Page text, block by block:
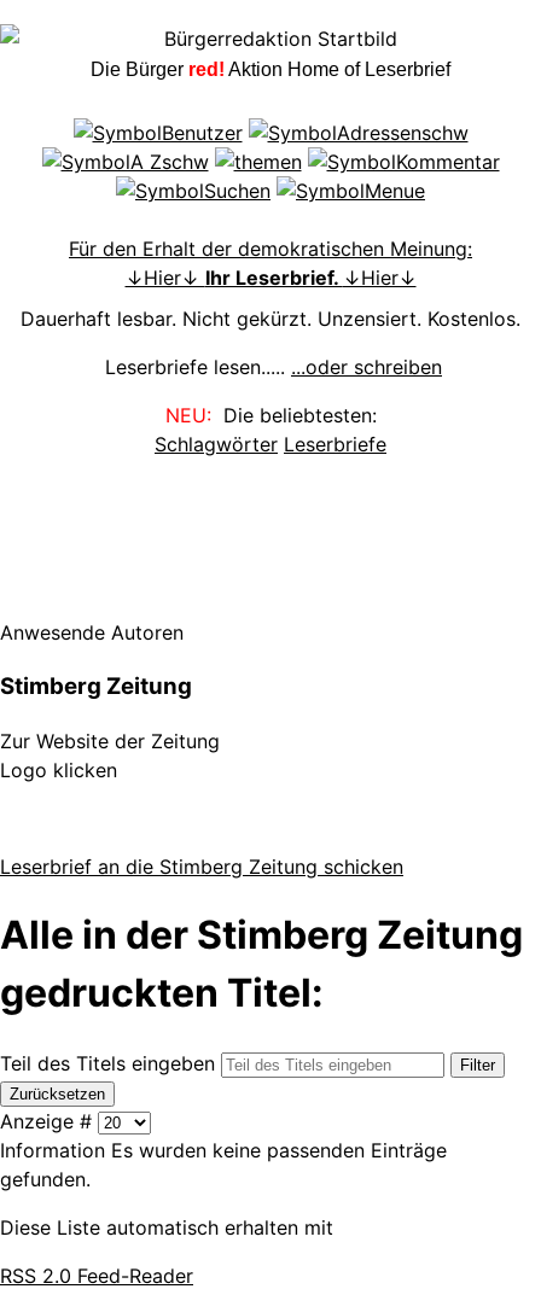
Die Bürger red! Aktion Home of Leserbrief
Für den Erhalt der demokratischen Meinung:
↓Hier↓ Ihr Leserbrief. ↓Hier↓
Dauerhaft lesbar. Nicht gekürzt. Unzensiert. Kostenlos.
Leserbriefe lesen..... ...oder schreiben
NEU:Die beliebtesten:
Schlagwörter Leserbriefe
Anwesende Autoren
Stimberg Zeitung
Zur Website der Zeitung
Logo klicken
Leserbrief an die Stimberg Zeitung schicken
Alle in der Stimberg Zeitung
gedruckten Titel:
Teil des Titels eingeben
Filter
Zurücksetzen
Anzeige #
Information Es wurden keine passenden Einträge
gefunden.
Diese Liste automatisch erhalten mit
RSS 2.0 Feed-Reader